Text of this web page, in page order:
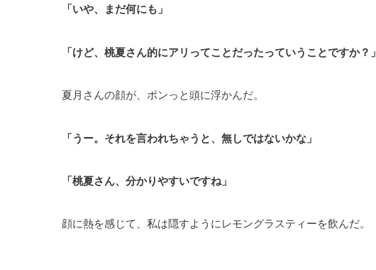
「いや、まだ何にも」
「けど、桃夏さん的にアリってことだったっていうことですか？」
夏月さんの顔が、ポンっと頭に浮かんだ。
「うー。それを言われちゃうと、無しではないかな」
「桃夏さん、分かりやすいですね」
顔に熱を感じて、私は隠すようにレモングラスティーを飲んだ。